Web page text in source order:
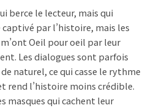
berce le lecteur, mais qui
captivé par l’histoire, mais les
Oeil pour oeil par leur
Les dialogues sont parfois
naturel, ce qui casse le rythme
rend l’histoire moins crédible.
masques qui cachent leur